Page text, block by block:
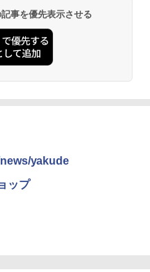
事を優先表示させる
yakude
ップ